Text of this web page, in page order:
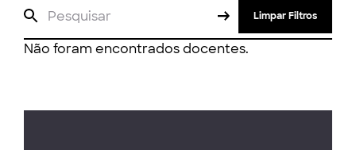
Limpar Filtros
Não foram encontrados docentes.